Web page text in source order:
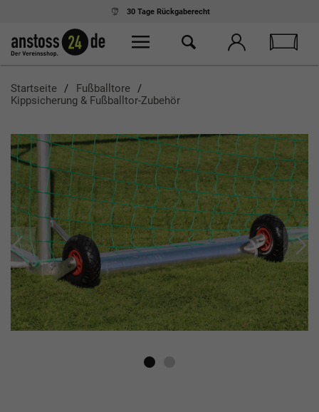
30 Tage Rückgaberecht
Startseite
Fußballtore
Kippsicherung & Fußballtor-Zubehör